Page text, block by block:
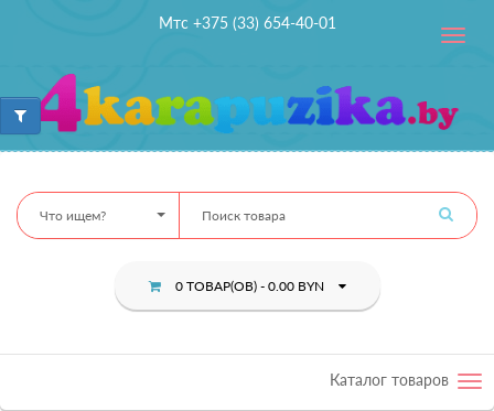
Мтс +375 (33) 654-40-01
Toggle
Что ищем?
0 ТОВАР(ОВ) - 0.00 BYN
Каталог товаров